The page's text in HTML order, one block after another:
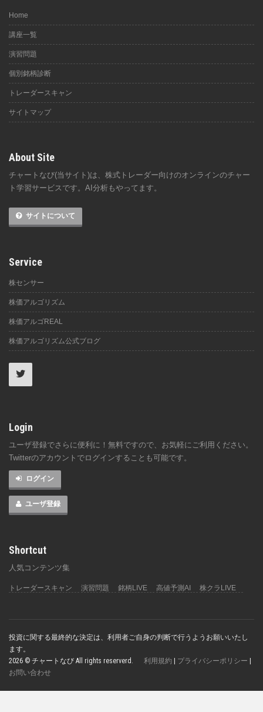
Home
講座一覧
演習問題
個別銘柄診断
トレーダースキャン
サイトマップ
About Site
チャートなび(当サイト)は、株式トレーダー向けのオンラインのチャー
ト学習サービスです。AI分析もやってます。
サイトについて
Service
株センサー
株価アルゴリズム
株価アルゴREAL
株価アルゴリズム公式ブログ
Login
ユーザ登録でさらに便利に！無料ですので、お気軽にご利用ください。
Twitterのアカウントでログインすることも可能です。
ログイン
ユーザ登録
Shortcut
人気コンテンツ集
トレーダースキャン 演習問題 銘柄LIVE 高値予測AI 株クラLIVE
投資に関する最終的な決定は、利用者ご自身の判断で行うようお願いいたし
ます。
2026 © チャートなび All rights reserverd. 利用規約 | プライバシーポリシー |
お問い合わせ